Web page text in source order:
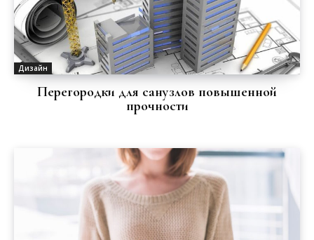
Дизайн
Перегородки для санузлов повышенной
прочности